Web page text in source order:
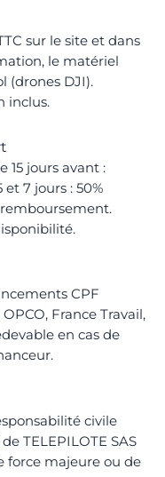
sur le site et dans
le matériel
(drones DJI).
inclus.
15 jours avant :
7 jours : 50%
CPF
France Travail,
en cas de
civile
TELEPILOTE SAS
force majeure ou de